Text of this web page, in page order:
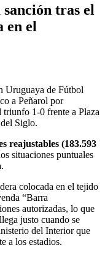
tras el
en el
Uruguaya de Fútbol
a Peñarol por
triunfo 1-0 frente a Plaza
Siglo.
reajustables (183.593
situaciones puntuales
colocada en el tejido
“Barra
autorizadas, lo que
justo cuando se
del Interior que
a los estadios.